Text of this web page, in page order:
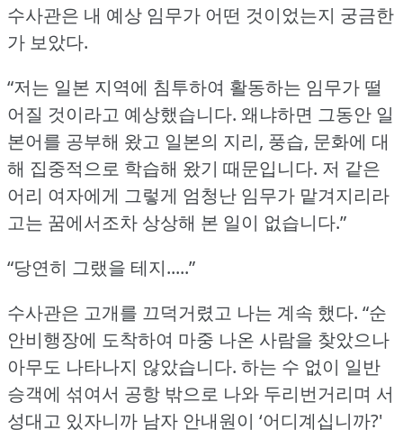
수사관은 내 예상 임무가 어떤 것이었는지 궁금한
가 보았다.
“저는 일본 지역에 침투하여 활동하는 임무가 떨
어질 것이라고 예상했습니다. 왜냐하면 그동안 일
본어를 공부해 왔고 일본의 지리, 풍습, 문화에 대
해 집중적으로 학습해 왔기 때문입니다. 저 같은
어리 여자에게 그렇게 엄청난 임무가 맡겨지리라
고는 꿈에서조차 상상해 본 일이 없습니다.”
“당연히 그랬을 테지.....”
수사관은 고개를 끄덕거렸고 나는 계속 했다. “순
안비행장에 도착하여 마중 나온 사람을 찾았으나
아무도 나타나지 않았습니다. 하는 수 없이 일반
승객에 섞여서 공항 밖으로 나와 두리번거리며 서
성대고 있자니까 남자 안내원이 ‘어디계십니까?'